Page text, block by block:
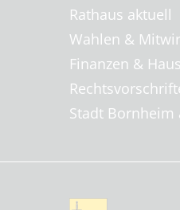
Rathaus aktuell
Wahlen &
Finanzen &
Stadt Bornheim